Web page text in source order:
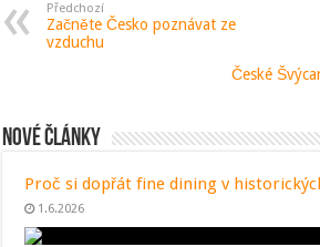
Předchozí
Začněte Česko poznávat ze
vzduchu
České
Nové články
Proč si dopřát fine dining v
1.6.2026